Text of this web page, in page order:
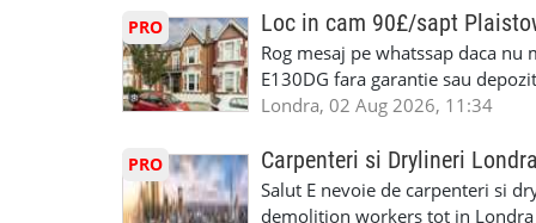
interioare • Permis de
(reprezintă un avantaj
performanță • £200 – £250 pe
posibilități reale de avansare •
oră pauză de masă) •
PRO Loc in cam 90£/sapt
Rog mesaj pe whatssap daca nu
E130DG fara garantie sau
fiecare pat beneficiaza de dulap
saptaminal fara garantie sau
de 1/sapt) -tel- 07440366084
Londra, 02 Aug 2026, 11:34
PRO Carpenteri si Drylineri Londra
Salut E nevoie de carpenteri si
demolition workers tot in